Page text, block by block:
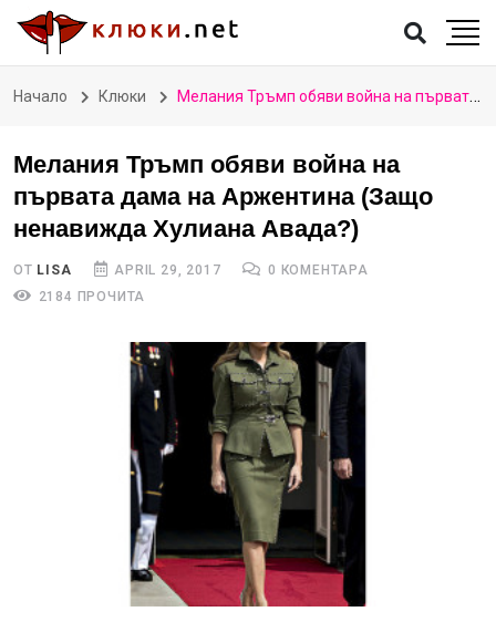
Начало Клюки Мелания Тръмп обяви война на първата дама на Аржентина (Защо ненавижда Хулиана Авада?)
Мелания Тръмп обяви война на
първата дама на Аржентина (Защо
ненавижда Хулиана Авада?)
ОТ LISA APRIL 29, 2017
0 КОМЕНТАРА
2184 ПРОЧИТА